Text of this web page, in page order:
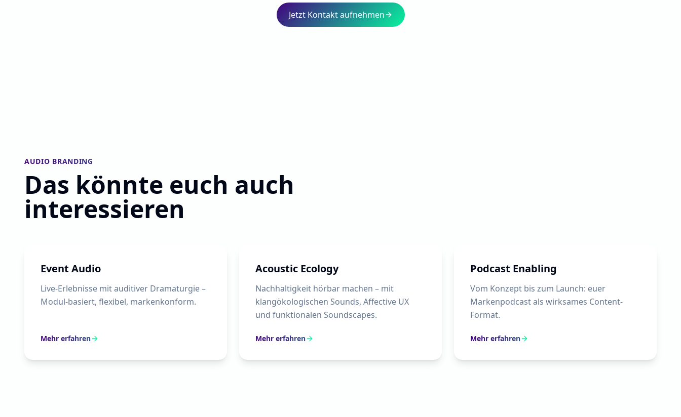
Jetzt Kontakt aufnehmen
AUDIO BRANDING
Das könnte euch auch
interessieren
Event Audio
Live-Erlebnisse mit auditiver Dramaturgie –
Modul-basiert, flexibel, markenkonform.
Mehr erfahren
Acoustic Ecology
Nachhaltigkeit hörbar machen – mit
klangökologischen Sounds, Affective UX
und funktionalen Soundscapes.
Mehr erfahren
Podcast Enabling
Vom Konzept bis zum Launch: euer
Markenpodcast als wirksames Content-
Format.
Mehr erfahren